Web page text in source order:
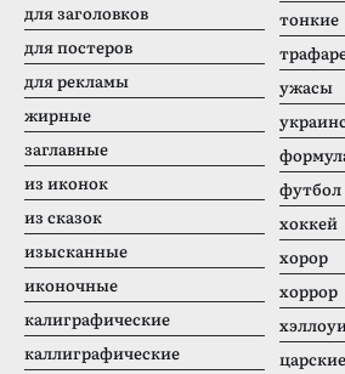
для заголовков
для постеров
для рекламы
жирные
заглавные
из иконок
из сказок
изысканные
иконочные
калиграфические
каллиграфические
тонкие
ужасы
футбол
хоккей
хорор
хоррор
царские